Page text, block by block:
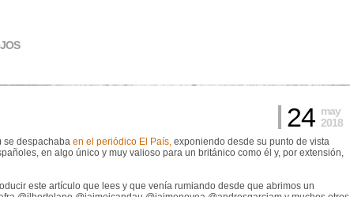
24 may
2018
se despachaba en el periódico El País, exponiendo desde su punto de vista
en algo único y muy valioso para un británico como él y, por extensión,
este artículo que lees y que venía rumiando desde que abrimos un